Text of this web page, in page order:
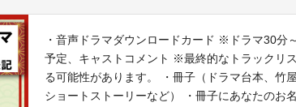
・音声ドラマダウンロードカード ※ドラマ30
予定、キャストコメント ※最終的なトラックリ
る可能性があります。 ・冊子（ドラマ台本、竹
ショートストーリーなど） ・冊子にあなたのお